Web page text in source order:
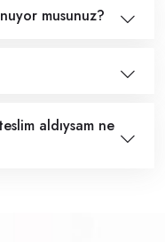
musunuz?
aldıysam ne